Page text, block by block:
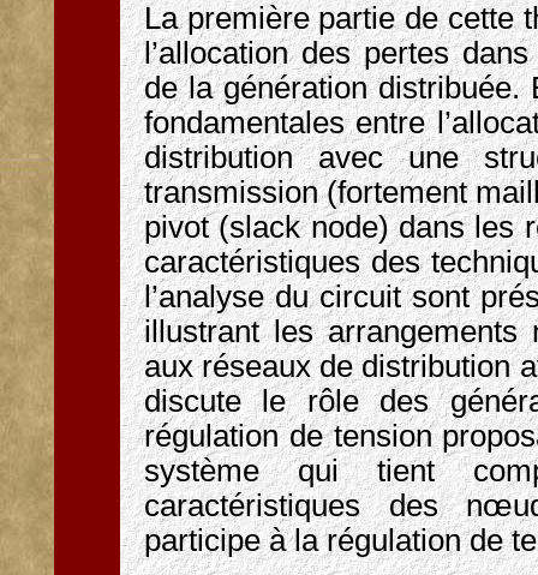
La première partie de cette
l’allocation des pertes
de la génération distribuée.
fondamentales entre
distribution avec une
transmission (fortement
pivot (slack node) dans les
caractéristiques des
l’analyse du circuit sont
illustrant les arrangements
aux réseaux de distribution
discute le rôle des
régulation de tension
système qui tient
caractéristiques des
participe à la régulation de